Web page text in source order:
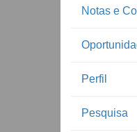
Notas e
Perfil
Pesquisa